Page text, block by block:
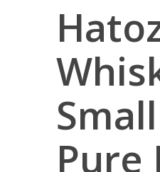
Pure